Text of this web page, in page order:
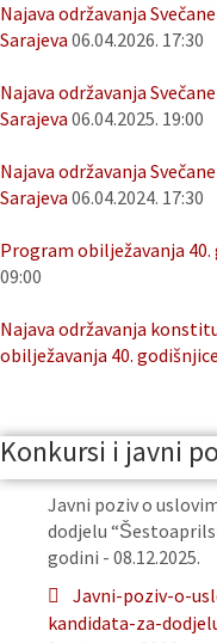
Najava održavanja
Sarajeva 06.04.2026. 17:30
Najava održavanja
Sarajeva 06.04.2025. 19:00
Najava održavanja
Sarajeva 06.04.2024. 17:30
Program obilježavanja 40.
09:00
Najava održavanja
obilježavanja 40.
Konkursi i javni
Javni poziv o
dodjelu
godini - 08.12.2025.
Javni-poziv-o-
kandidata-za-